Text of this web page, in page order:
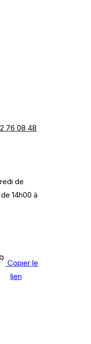
76 08 48
de
14h00 à
Copier le
lien